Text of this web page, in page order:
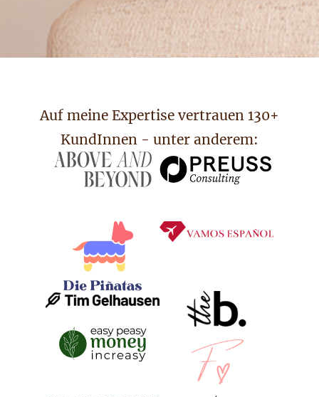
Auf meine Expertise vertrauen 130+
KundInnen - unter anderem: